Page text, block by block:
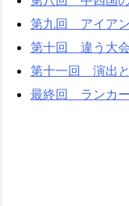
第九回 アイア
第十回 違う大会
第十一回 演出
最終回 ランカー